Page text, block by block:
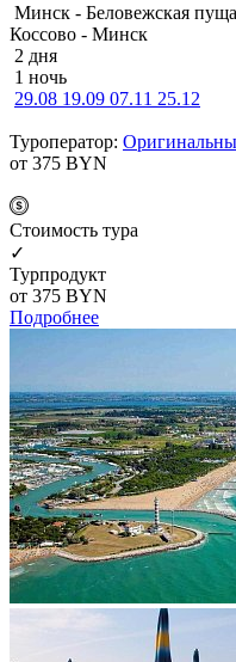
Минск - Беловежская
Коссово - Минск
2 дня
1 ночь
29.08 19.09 07.11 25.12
Туроператор:
от 375 BYN
Cтоимость тура
✓
Турпродукт
от 375 BYN
Подробнее